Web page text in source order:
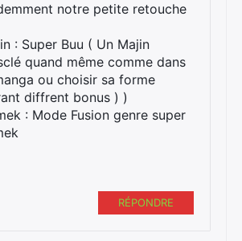
notre petite retouche
: Super Buu ( Un Majin
quand même comme dans
ou choisir sa forme
diffrent bonus ) )
: Mode Fusion genre super
RÉPONDRE